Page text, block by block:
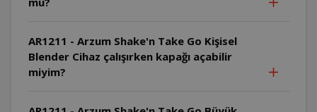
AR1211 - Arzum Shake'n Take Go Kişisel
Blender Cihaz çalışırken kapağı açabilir
miyim?